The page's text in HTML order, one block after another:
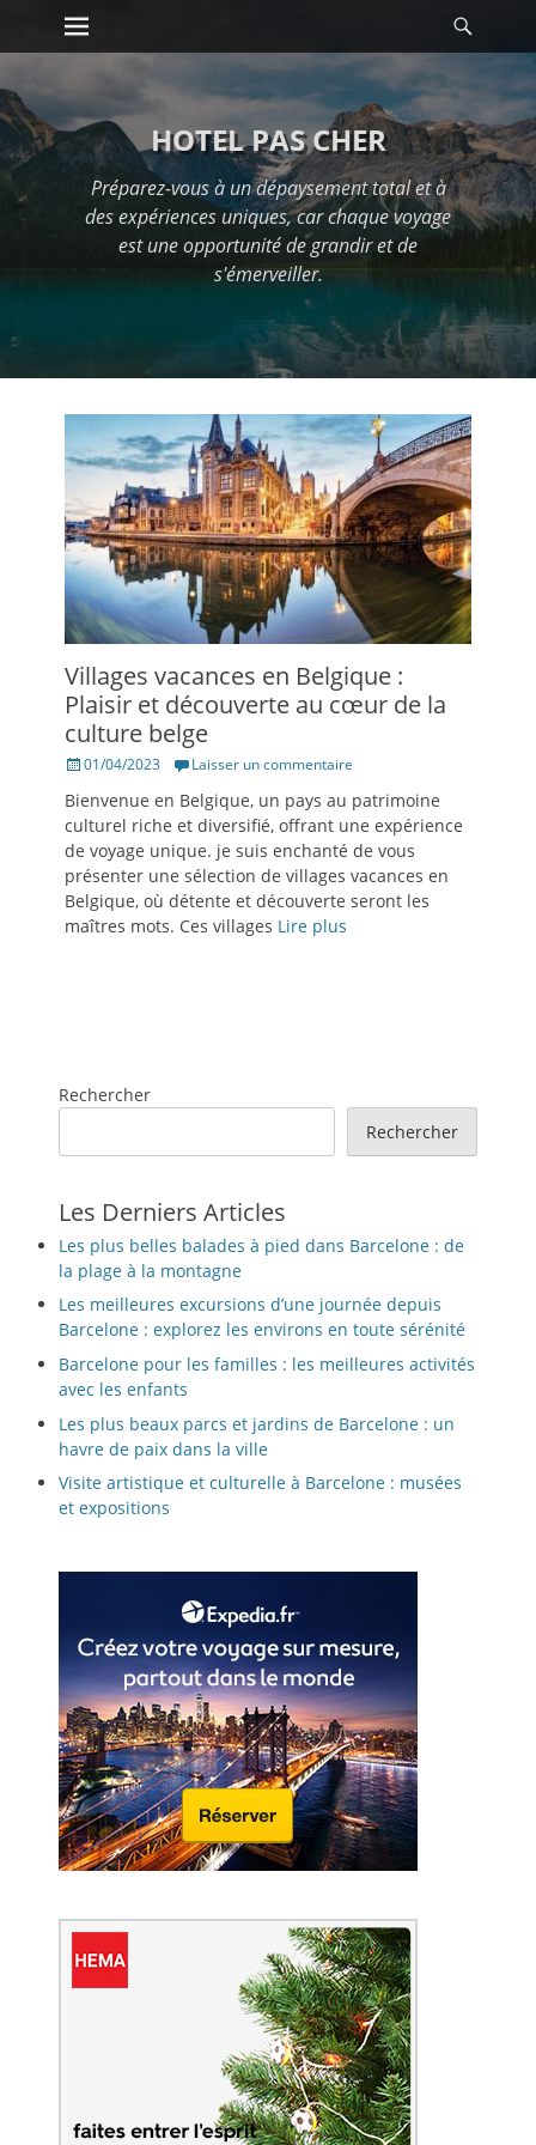
Passer
au
Premier menu
HOTEL PAS CHER
Préparez-vous à un dépaysement total et à
des expériences uniques, car chaque voyage
est une opportunité de grandir et de
s'émerveiller.
Villages vacances en Belgique :
Plaisir et découverte au cœur de la
culture belge
Posté01/04/2023 Laisser un commentaire
Bienvenue en Belgique, un pays au patrimoine
culturel riche et diversifié, offrant une expérience
de voyage unique. je suis enchanté de vous
présenter une sélection de villages vacances en
Belgique, où détente et découverte seront les
maîtres mots. Ces villages Lire plus
Rechercher
Rechercher
Les Derniers Articles
Les plus belles balades à pied dans Barcelone : de
la plage à la montagne
Les meilleures excursions d’une journée depuis
Barcelone : explorez les environs en toute sérénité
Barcelone pour les familles : les meilleures activités
avec les enfants
Les plus beaux parcs et jardins de Barcelone : un
havre de paix dans la ville
Visite artistique et culturelle à Barcelone : musées
et expositions